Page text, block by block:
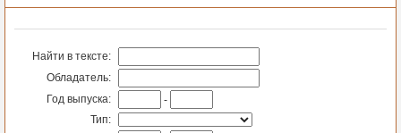
Найти в тексте:
Обладатель:
Год выпуска:
-
Тип: